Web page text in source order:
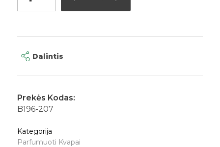
Dalintis
Prekės Kodas:
B196-207
Kategorija
Parfumuoti Kvapai